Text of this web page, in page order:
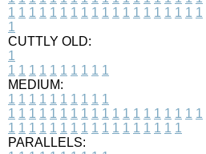
1 1 1 1 1 1 1 1 1 1 1 1 1 1 1 1 1 1 1
1
CUTTLY OLD:
1
1 1 1 1 1 1 1 1 1 1
MEDIUM:
1 1 1 1 1 1 1 1 1 1
1 1 1 1 1 1 1 1 1 1 1 1 1 1 1 1 1 1 1
1 1 1 1 1 1 1 1 1 1 1 1 1 1 1 1 1
PARALLELS: